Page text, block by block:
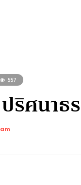
557
ริศนา